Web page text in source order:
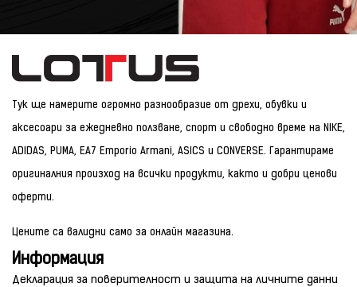
Тук ще намерите огромно разнообразие от дрехи, обувки и
аксесоари за ежедневно ползване, спорт и свободно време на NIKE,
ADIDAS, PUMA, EA7 Emporio Armani, ASICS и CONVERSE. Гарантираме
оригиналния произход на всички продукти, както и добри ценови
оферти.
Цените са валидни само за онлайн магазина.
Информация
Декларация за поверителност и защита на личните данни